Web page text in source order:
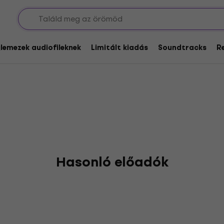
audiofileknek Limitált kiadás Soundtracks
Hasonló előadók